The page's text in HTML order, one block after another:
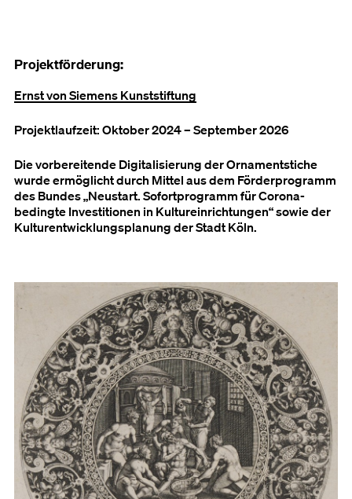
Projektförderung:
Ernst von Siemens Kunststiftung
Projektlaufzeit: Oktober 2024 – September 2026
Die vorbereitende Digitalisierung der Ornamentstiche
wurde ermöglicht durch Mittel aus dem Förderprogramm
des Bundes „Neustart. Sofortprogramm für Corona-
bedingte Investitionen in Kultureinrichtungen“ sowie der
Kulturentwicklungsplanung der Stadt Köln.